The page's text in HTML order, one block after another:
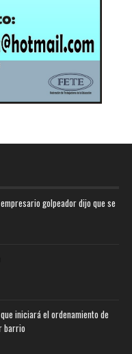
golpeador dijo que se
iniciará el ordenamiento de
barrio